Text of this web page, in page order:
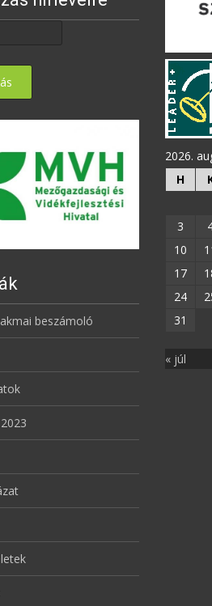
2026.
H
3
10
17
24
31
« júl
beszámoló